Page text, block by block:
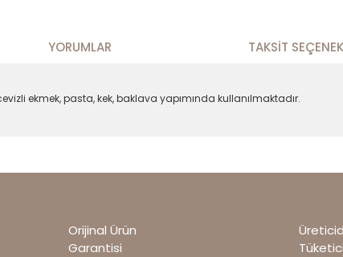
YORUMLAR TAKSIT
ekmek, pasta, kek, baklava yapımında kullanılmaktadır.
Orijinal Ürün
Garantisi